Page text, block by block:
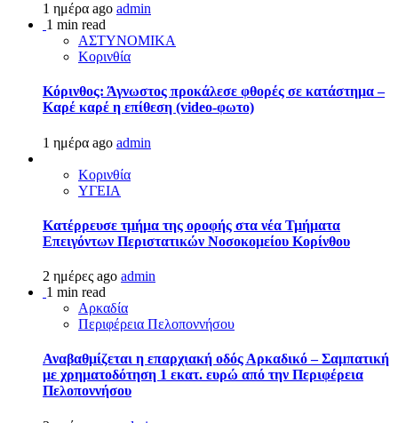
1 ημέρα ago admin
1 min read
ΑΣΤΥΝΟΜΙΚΑ
Κορινθία
Κόρινθος: Άγνωστος προκάλεσε φθορές σε κατάστημα –
Καρέ καρέ η επίθεση (video-φωτο)
1 ημέρα ago admin
Κορινθία
ΥΓΕΙΑ
Kατέρρευσε τμήμα της οροφής στα νέα Τμήματα
Επειγόντων Περιστατικών Νοσοκομείου Κορίνθου
2 ημέρες ago admin
1 min read
Αρκαδία
Περιφέρεια Πελοποννήσου
Αναβαθμίζεται η επαρχιακή οδός Αρκαδικό – Σαμπατική
με χρηματοδότηση 1 εκατ. ευρώ από την Περιφέρεια
Πελοποννήσου